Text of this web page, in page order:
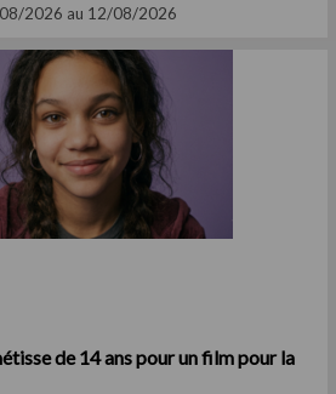
2026 au 12/08/2026
de 14 ans pour un film pour la